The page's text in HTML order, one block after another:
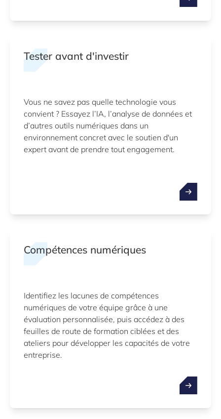
Tester avant d'investir
Vous ne savez pas quelle technologie vous
convient ? Essayez l’IA, l’analyse de données et
d’autres outils numériques dans un
environnement concret avec le soutien d'un
expert avant de prendre tout engagement.
Compétences numériques
Identifiez les lacunes de compétences
numériques de votre équipe grâce à une
évaluation personnalisée, puis accédez à des
feuilles de route de formation ciblées et des
ateliers pour développer les capacités de votre
entreprise.